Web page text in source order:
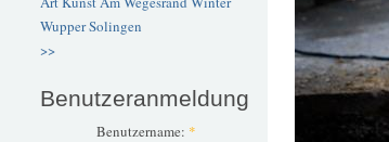
WupperSolingen
>>
Benutzeranmeldung
Benutzername: *